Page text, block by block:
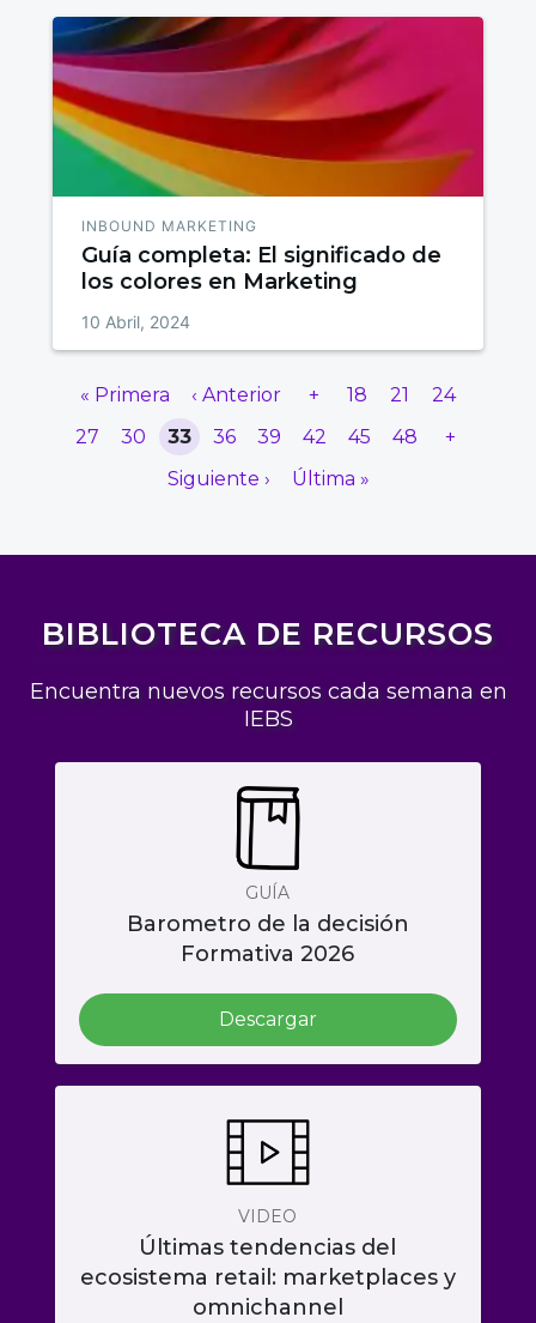
INBOUND MARKETING
Guía completa: El significado de
los colores en Marketing
10 Abril, 2024
« Primera ‹ Anterior + 18 21
24
27
30 33 36 39 42 45 48
+
Siguiente ›
Última »
BIBLIOTECA DE RECURSOS
Encuentra nuevos recursos cada semana en
IEBS
GUÍA
Barometro de la decisión
Formativa 2026
Descargar
VIDEO
Últimas tendencias del
ecosistema retail: marketplaces y
omnichannel